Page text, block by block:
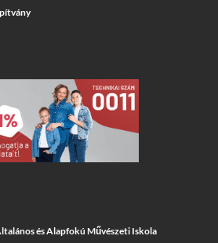
és Alapfokú Művészeti Iskola